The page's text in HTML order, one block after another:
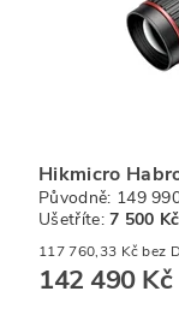
Hikmicro
Původně: 149
Ušetříte:7 500
117 760,33
142 490 Kč